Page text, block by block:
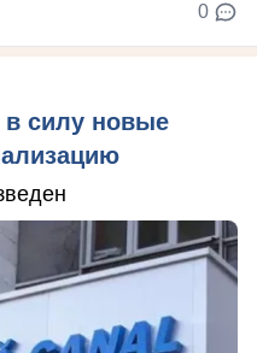
0
силу новые